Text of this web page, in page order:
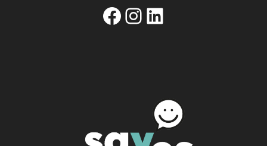
Facebook
Instagram
Linkedin